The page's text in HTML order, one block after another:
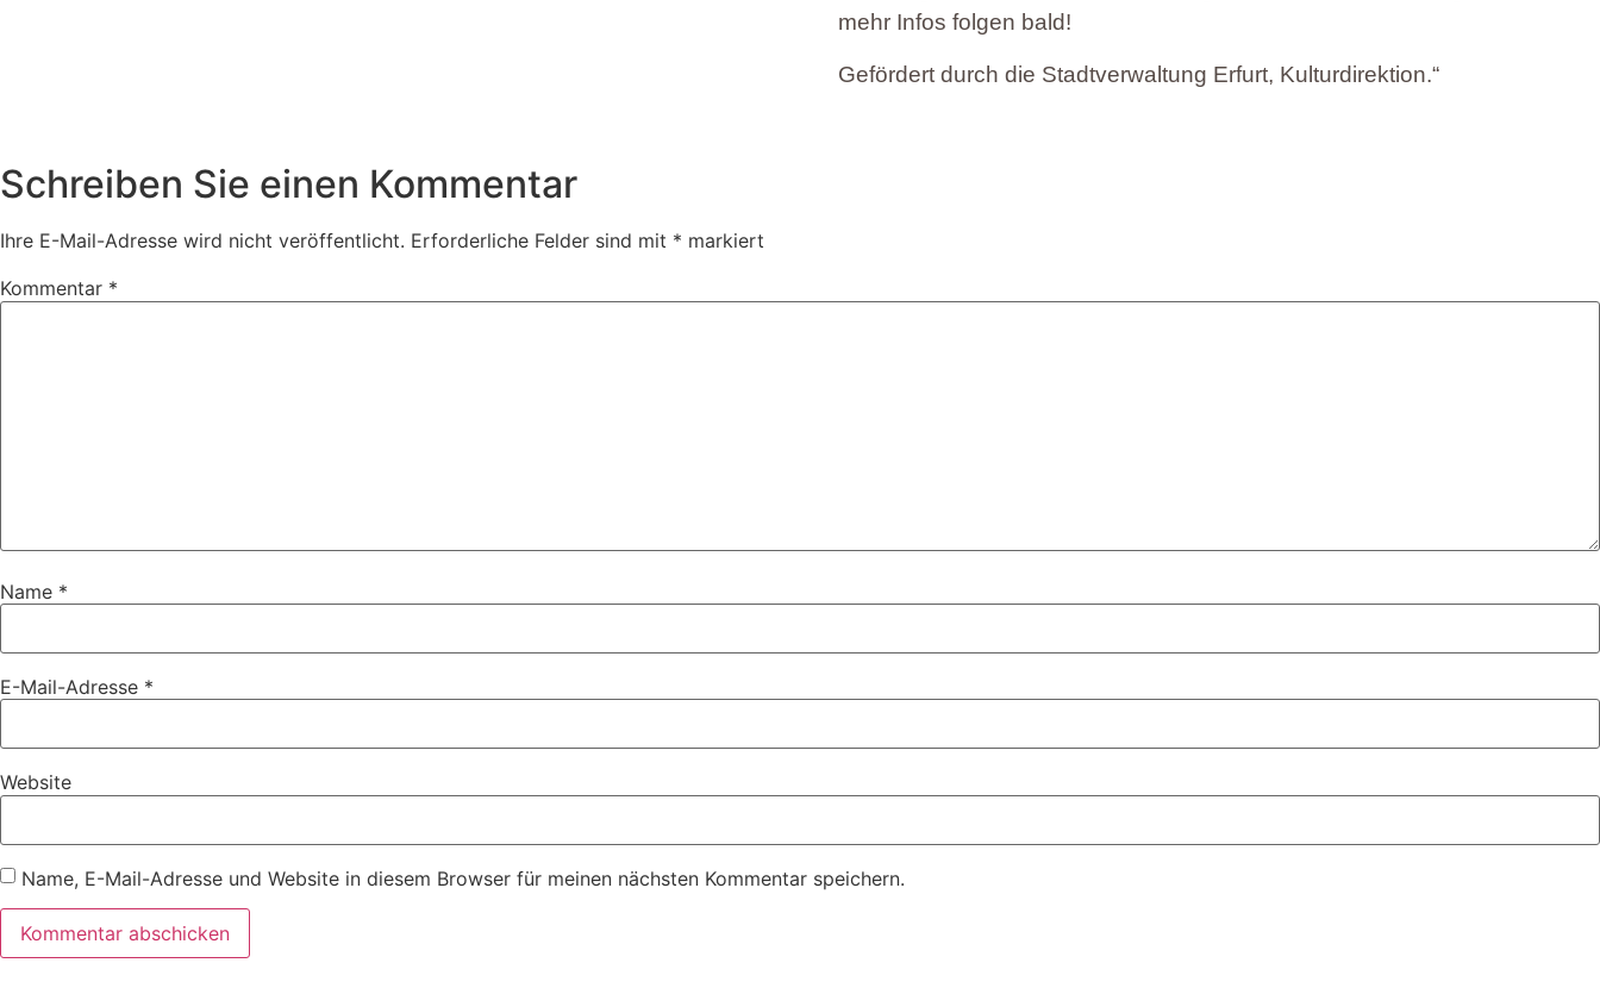
mehr Infos folgen bald!
Gefördert durch die Stadtverwaltung Erfurt, Kulturdirektion.“
Schreiben Sie einen Kommentar
Ihre E-Mail-Adresse wird nicht veröffentlicht. Erforderliche Felder sind mit * markiert
Kommentar *
Name *
E-Mail-Adresse *
Website
Name, E-Mail-Adresse und Website in diesem Browser für meinen nächsten Kommentar speichern.